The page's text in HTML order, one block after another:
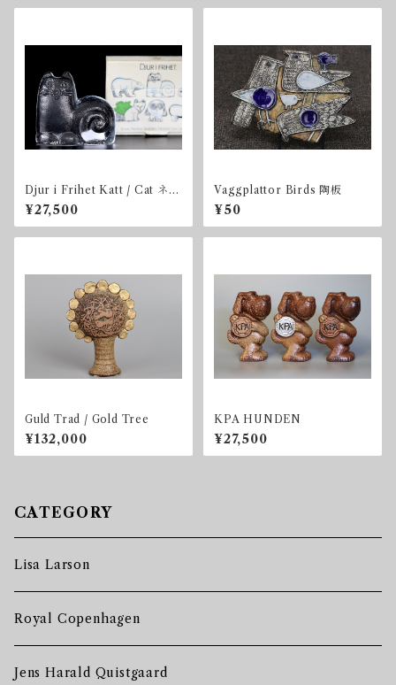
Djur i Frihet Katt / Cat ネコ
BOX付き
¥27,500
Vaggplattor Birds 陶板
¥50
Guld Trad / Gold Tree
¥132,000
KPA HUNDEN
¥27,500
CATEGORY
Lisa Larson
Royal Copenhagen
Jens Harald Quistgaard